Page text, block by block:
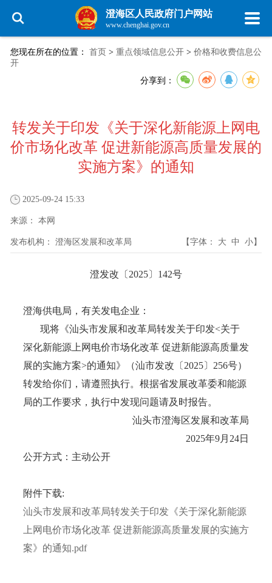
澄海区人民政府门户网站
www.chenghai.gov.cn
您现在所在的位置： 首页 > 重点领域信息公开 > 价格和收费信息公
开
分享到：
转发关于印发《关于深化新能源上网电
价市场化改革 促进新能源高质量发展的
实施方案》的通知
2025-09-24 15:33
来源： 本网
发布机构： 澄海区发展和改革局 【字体： 大 中 小】
澄发改〔2025〕142号
澄海供电局，有关发电企业：
现将《汕头市发展和改革局转发关于印发<关于
深化新能源上网电价市场化改革 促进新能源高质量发
展的实施方案>的通知》（汕市发改〔2025〕256号）
转发给你们，请遵照执行。根据省发展改革委和能源
局的工作要求，执行中发现问题请及时报告。
汕头市澄海区发展和改革局
2025年9月24日
公开方式：主动公开
附件下载:
汕头市发展和改革局转发关于印发《关于深化新能源
上网电价市场化改革 促进新能源高质量发展的实施方
案》的通知.pdf